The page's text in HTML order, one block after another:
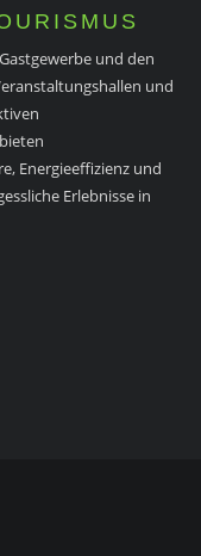
und den
und
Energieeffizienz und
Erlebnisse in